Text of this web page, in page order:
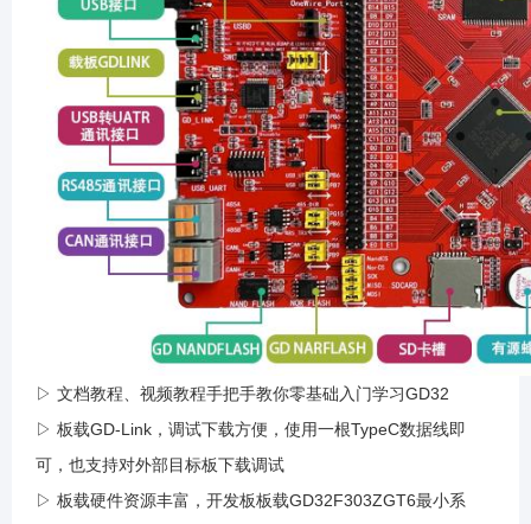
▷ 文档教程、视频教程手把手教你零基础入门学习GD32
▷ 板载GD-Link，调试下载方便，使用一根TypeC数据线即
可，也支持对外部目标板下载调试
▷ 板载硬件资源丰富，开发板板载GD32F303ZGT6最小系